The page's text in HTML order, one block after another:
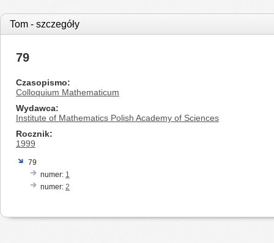
Tom - szczegóły
79
Czasopismo
Colloquium Mathematicum
Wydawca
Institute of Mathematics Polish Academy of Sciences
Rocznik
1999
79
numer: 1
numer: 2